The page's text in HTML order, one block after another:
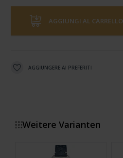
AGGIUNGI AL CARRELLO
AGGIUNGERE AI PREFERITI
Weitere Varianten